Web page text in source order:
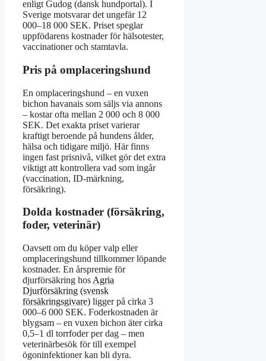
enligt Gudog (dansk hundportal). I
Sverige motsvarar det ungefär 12
000–18 000 SEK. Priset speglar
uppfödarens kostnader för hälsotester,
vaccinationer och stamtavla.
Pris på omplaceringshund
En omplaceringshund – en vuxen
bichon havanais som säljs via annons
– kostar ofta mellan 2 000 och 8 000
SEK. Det exakta priset varierar
kraftigt beroende på hundens ålder,
hälsa och tidigare miljö. Här finns
ingen fast prisnivå, vilket gör det extra
viktigt att kontrollera vad som ingår
(vaccination, ID-märkning,
försäkring).
Dolda kostnader (försäkring,
foder, veterinär)
Oavsett om du köper valp eller
omplaceringshund tillkommer löpande
kostnader. En årspremie för
djurförsäkring hos Agria
Djurförsäkring (svensk
försäkringsgivare) ligger på cirka 3
000–6 000 SEK. Foderkostnaden är
blygsam – en vuxen bichon äter cirka
0,5–1 dl torrfoder per dag – men
veterinärbesök för till exempel
ögoninfektioner kan bli dyra.